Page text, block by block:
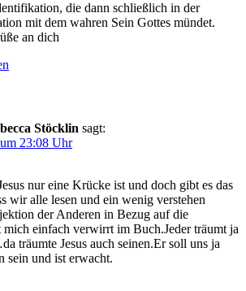
die dann schließlich in der
mit dem wahren Sein Gottes mündet.
an dich
Stöcklin sagt:
23:08 Uhr
nur eine Krücke ist und doch gibt es das
wir alle lesen und ein wenig verstehen
der Anderen in Bezug auf die
einfach verwirrt im Buch.Jeder träumt ja
träumte Jesus auch seinen.Er soll uns ja
sein und ist erwacht.